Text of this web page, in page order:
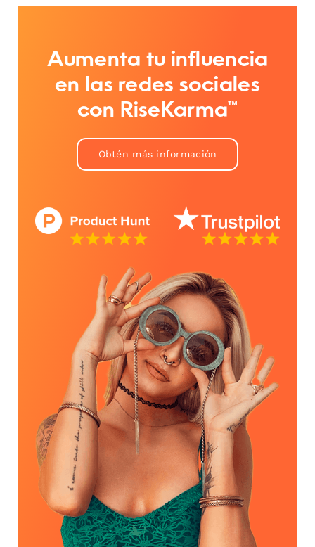
Aumenta tu influencia
en las redes sociales
con RiseKarma™
Obtén más información